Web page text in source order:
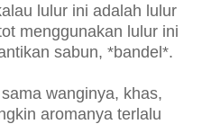
lulur ini adalah lulur
menggunakan lulur ini
sabun, *bandel*.
wanginya, khas,
aromanya terlalu